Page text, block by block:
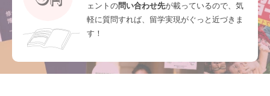
ェントの問い合わせ先が載っているので、気
軽に質問すれば、留学実現がぐっと近づきま
す！